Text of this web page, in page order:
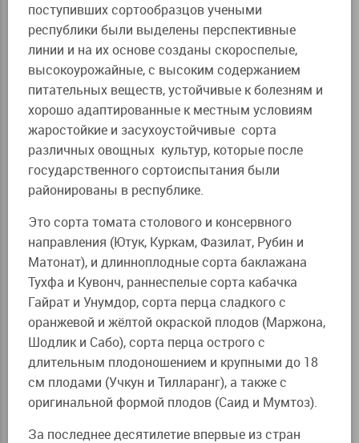
поступивших сортообразцов учеными
республики были выделены перспективные
линии и на их основе созданы скороспелые,
высокоурожайные, с высоким содержанием
питательных веществ, устойчивые к болезням и
хорошо адаптированные к местным условиям
жаростойкие и засухоустойчивые сорта
различных овощных культур, которые после
государственного сортоиспытания были
районированы в республике.
Это сорта томата столового и консервного
направления (Ютук, Куркам, Фазилат, Рубин и
Матонат), и длинноплодные сорта баклажана
Тухфа и Кувонч, раннеспелые сорта кабачка
Гайрат и Унумдор, сорта перца сладкого с
оранжевой и жёлтой окраской плодов (Маржона,
Шодлик и Сабо), сорта перца острого с
длительным плодоношением и крупными до 18
см плодами (Учкун и Тилларанг), а также с
оригинальной формой плодов (Саид и Мумтоз).
За последнее десятилетие впервые из стран